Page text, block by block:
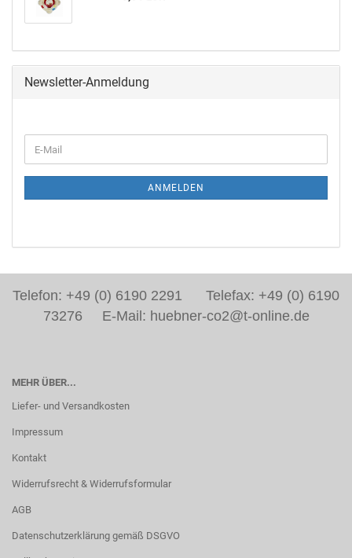
Newsletter-Anmeldung
ANMELDEN
Telefon: +49 (0) 6190 2291 Telefax: +49 (0) 6190
73276 E-Mail: huebner-co2@t-online.de
MEHR ÜBER...
Liefer- und Versandkosten
Impressum
Kontakt
Widerrufsrecht & Widerrufsformular
AGB
Datenschutzerklärung gemäß DSGVO